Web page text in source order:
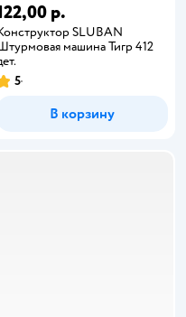
р.
SLUBAN
машина Тигр 412
5
В корзину